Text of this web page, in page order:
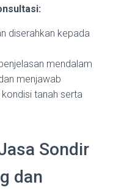
diserahkan kepada
mendalam
menjawab
tanah serta
Sondir
dan